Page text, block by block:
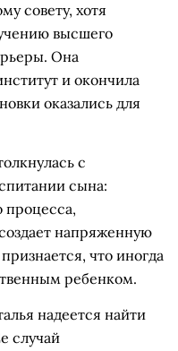
совету, хотя
высшего
Она
и окончила
оказались для
с
сына:
процесса,
напряженную
что иногда
ребенком.
надеется найти
случай